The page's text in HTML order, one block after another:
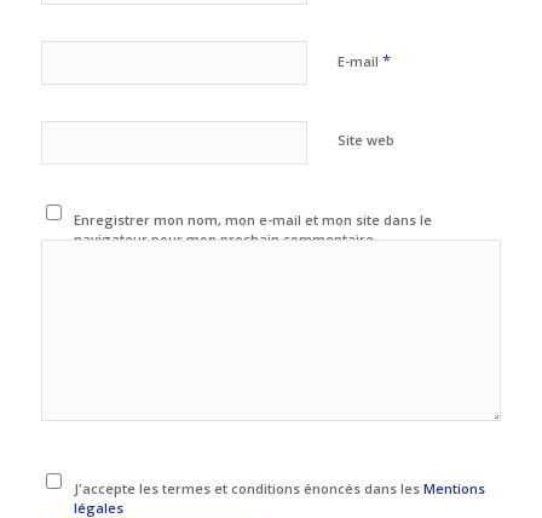
E-mail *
Site web
Enregistrer mon nom, mon e-mail et mon site dans le
navigateur pour mon prochain commentaire.
J'accepte les termes et conditions énoncés dans lesMentions
légales